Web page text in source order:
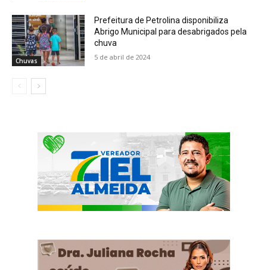
Chuvas
Prefeitura de Petrolina disponibiliza
Abrigo Municipal para desabrigados pela
chuva
5 de abril de 2024